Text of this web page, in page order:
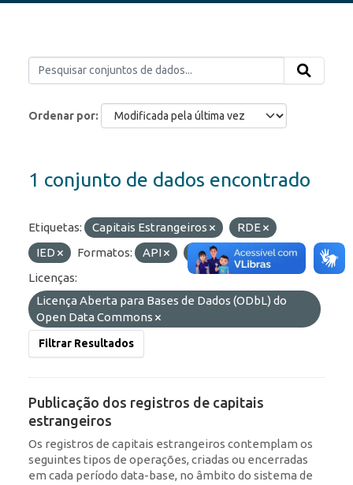
Ordenar por
1 conjunto de dados encontrado
Etiquetas: Capitais Estrangeiros
RDE
IED
Formatos: API JSON
HTML
Licenças:
Licença Aberta para Bases de Dados (ODbL) do
Open Data Commons
Filtrar Resultados
Publicação dos registros de capitais
estrangeiros
Os registros de capitais estrangeiros contemplam os
seguintes tipos de operações, criadas ou encerradas
em cada período data-base, no âmbito do sistema de